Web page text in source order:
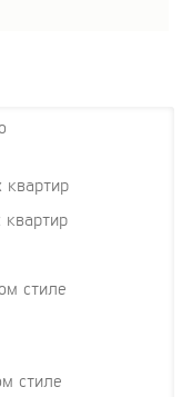
квартир
стиле
стиле